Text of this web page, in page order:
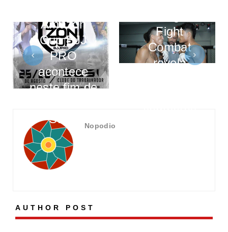
Amazon
Cup BJJ
PRO
acontece
neste fim de
SESI
Fight
Combat
revela
Nopodio
AUTHOR POST